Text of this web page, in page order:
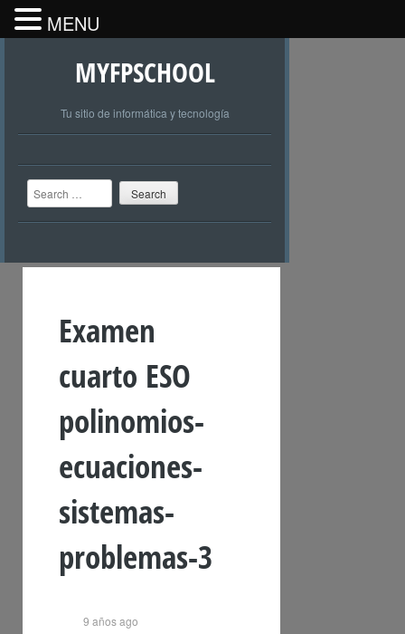
MYFPSCHOOL
Tu sitio de informática y tecnología
Search
Examen
cuarto ESO
polinomios-
ecuaciones-
sistemas-
problemas-3
9 años ago
MENU